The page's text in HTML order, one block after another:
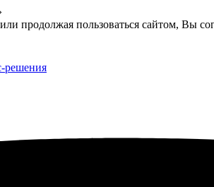
продолжая пользоваться сайтом, Вы
решения